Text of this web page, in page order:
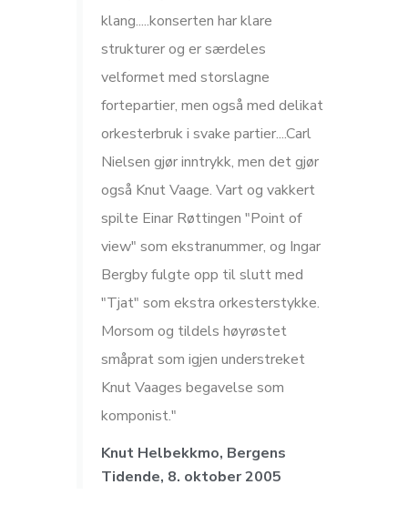
klang.....konserten har klare
strukturer og er særdeles
velformet med storslagne
fortepartier, men også med delikat
orkesterbruk i svake partier....Carl
Nielsen gjør inntrykk, men det gjør
også Knut Vaage. Vart og vakkert
spilte Einar Røttingen "Point of
view" som ekstranummer, og Ingar
Bergby fulgte opp til slutt med
"Tjat" som ekstra orkesterstykke.
Morsom og tildels høyrøstet
småprat som igjen understreket
Knut Vaages begavelse som
komponist."
Knut Helbekkmo, Bergens
Tidende, 8. oktober 2005